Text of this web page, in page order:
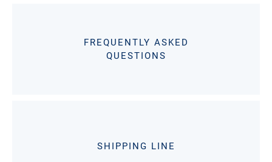
FREQUENTLY ASKED
QUESTIONS
SHIPPING LINE